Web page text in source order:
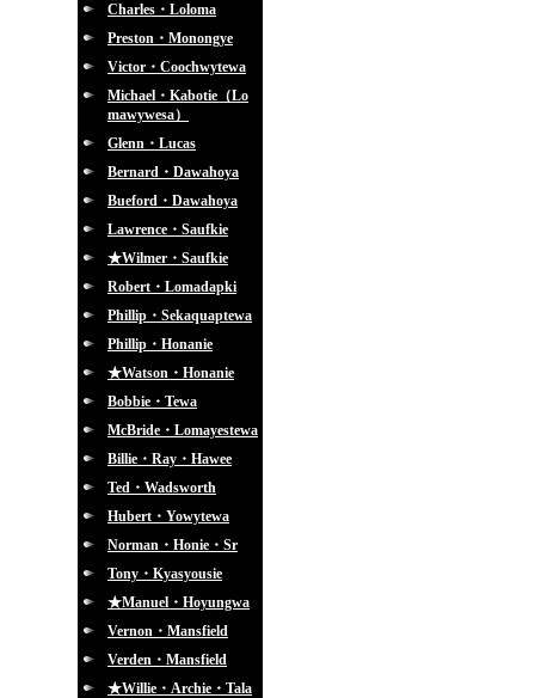
Charles・Loloma
Preston・Monongye
Victor・Coochwytewa
Michael・Kabotie（Lo
mawywesa）
Glenn・Lucas
Bernard・Dawahoya
Bueford・Dawahoya
Lawrence・Saufkie
★Wilmer・Saufkie
Robert・Lomadapki
Phillip・Sekaquaptewa
Phillip・Honanie
★Watson・Honanie
Bobbie・Tewa
McBride・Lomayestewa
Billie・Ray・Hawee
Ted・Wadsworth
Hubert・Yowytewa
Norman・Honie・Sr
Tony・Kyasyousie
★Manuel・Hoyungwa
Vernon・Mansfield
Verden・Mansfield
★Willie・Archie・Tala